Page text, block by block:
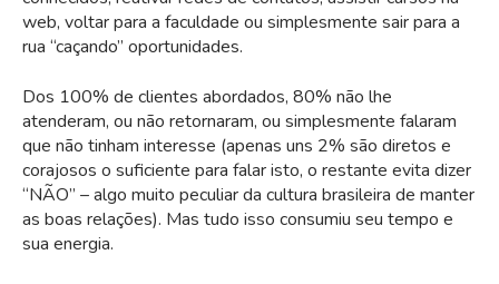
web, voltar para a faculdade ou simplesmente sair para a
rua “caçando” oportunidades.
Dos 100% de clientes abordados, 80% não lhe
atenderam, ou não retornaram, ou simplesmente falaram
que não tinham interesse (apenas uns 2% são diretos e
corajosos o suficiente para falar isto, o restante evita dizer
“NÃO” – algo muito peculiar da cultura brasileira de manter
as boas relações). Mas tudo isso consumiu seu tempo e
sua energia.